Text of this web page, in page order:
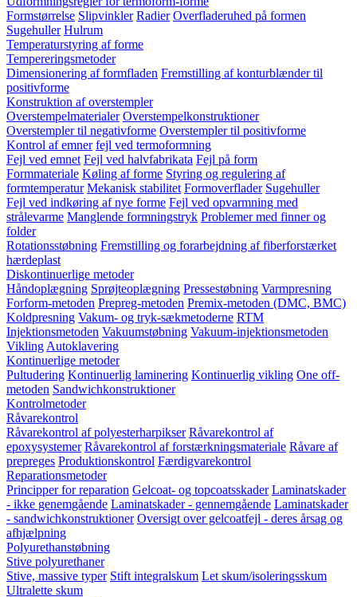
Formstørrelse Slipvinkler Radier Overfladeruhed på formen
Sugehuller Hulrum
Temperaturstyring af forme
Tempereringsmetoder
Dimensionering af formfladen Fremstilling af konturblænder til
positivforme
Konstruktion af overstempler
Overstempelmaterialer Overstempelkonstruktioner
Overstempler til negativforme Overstempler til positivforme
Kontrol af emner fejl ved termoformning
Fejl ved emnet Fejl ved halvfabrikata Fejl på form
Formmateriale Køling af forme Styring og regulering af
formtemperatur Mekanisk stabilitet Formoverflader Sugehuller
Fejl ved indkøring af nye forme Fejl ved opvarmning med
strålevarme Manglende formningstryk Problemer med finner og
folder
Rotationsstøbning Fremstilling og forarbejdning af fiberforstærket
hærdeplast
Diskontinuerlige metoder
Håndoplægning Sprøjteoplægning Pressestøbning Varmpresning
Forform-metoden Prepreg-metoden Premix-metoden (DMC, BMC)
Koldpresning Vakum- og tryk-sækmetoderne RTM
Injektionsmetoden Vakuumstøbning Vakuum-injektionsmetoden
Vikling Autoklavering
Kontinuerlige metoder
Pultudering Kontinuerlig laminering Kontinuerlig vikling One off-
metoden Sandwichkonstruktioner
Kontrolmetoder
Råvarekontrol
Råvarekontrol af polyesterharpikser Råvarekontrol af
epoxysystemer Råvarekontrol af forstærkningsmateriale Råvare af
prepreges Produktionskontrol Færdigvarekontrol
Reparationsmetoder
Principper for reparation Gelcoat- og topcoatsskader Laminatskader
- ikke genemgående Laminatskader - gennemgående Laminatskader
- sandwichkonstruktioner Oversigt over gelcoatfejl - deres årsag og
afhjælpning
Polyurethanstøbning
Stive polyurethaner
Stive, massive typer Stift integralskum Let skum/isoleringsskum
Ultralette skum